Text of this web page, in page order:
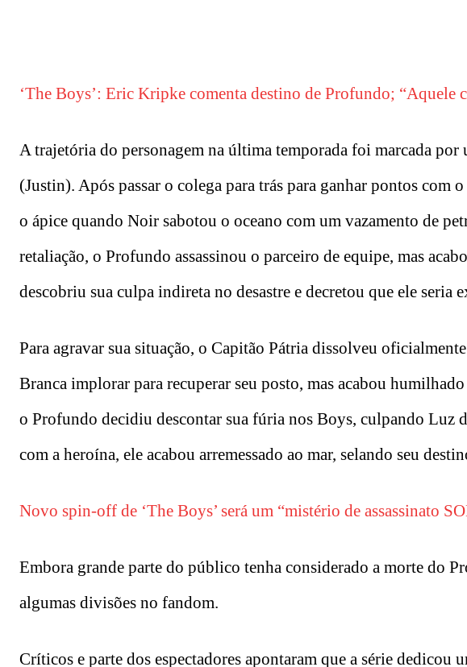
‘The Boys’: Eric Kripke comenta destino de Profundo; “Aquele
A trajetória do personagem na última temporada foi marcada
(Justin). Após passar o colega para trás para ganhar pontos
o ápice quando Noir sabotou o oceano com um vazamento de
retaliação, o Profundo assassinou o parceiro de equipe, mas
descobriu sua culpa indireta no desastre e decretou que ele seria
Para agravar sua situação, o Capitão Pátria dissolveu
Branca implorar para recuperar seu posto, mas acabou
o Profundo decidiu descontar sua fúria nos Boys, culpando Luz
com a heroína, ele acabou arremessado ao mar, selando seu
Novo spin-off de ‘The Boys’ será um “mistério de assassinato
Embora grande parte do público tenha considerado a morte do
algumas divisões no fandom.
Críticos e parte dos espectadores apontaram que a série dedicou